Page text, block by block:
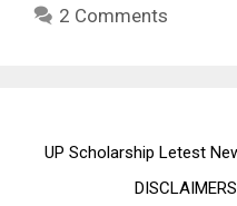
2 Comments
UP Scholarship Letest
DISCLAIMERS